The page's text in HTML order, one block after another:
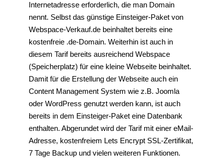
Internetadresse erforderlich, die man Domain
nennt. Selbst das günstige Einsteiger-Paket von
Webspace-Verkauf.de beinhaltet bereits eine
kostenfreie .de-Domain. Weiterhin ist auch in
diesem Tarif bereits ausreichend Webspace
(Speicherplatz) für eine kleine Webseite beinhaltet.
Damit für die Erstellung der Webseite auch ein
Content Management System wie z.B. Joomla
oder WordPress genutzt werden kann, ist auch
bereits in dem Einsteiger-Paket eine Datenbank
enthalten. Abgerundet wird der Tarif mit einer eMail-
Adresse, kostenfreiem Lets Encrypt SSL-Zertifikat,
7 Tage Backup und vielen weiteren Funktionen.